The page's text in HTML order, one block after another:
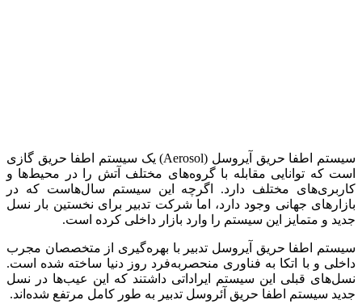
سیستم اطفا حریق آیروسل (Aerosol) یک سیستم اطفا حریق گازی
است که توانایی مقابله با گروه‌های مختلف آتش را در محیط‌ها و
کاربری‌های مختلف دارد. اگرچه این سیستم سال‌هاست که در
بازارهای جهانی وجود دارد، اما شرکت تدبیر برای نخستین بار نسل
جدید و متمایز این سیستم را وارد بازار داخلی کرده است.
سیستم اطفا حریق آیروسل تدبیر با بهره‌گیری از متخصصان مجرب
داخلی و با اتکا به فناوری منحصربه‌فرد روز دنیا ساخته شده است.
نسل‌های قبلی این سیستم ایراداتی داشتند که این عیب‌ها در نسل
جدید سیستم اطفا حریق آئروسل تدبیر به طور کامل مرتفع شده‌اند.